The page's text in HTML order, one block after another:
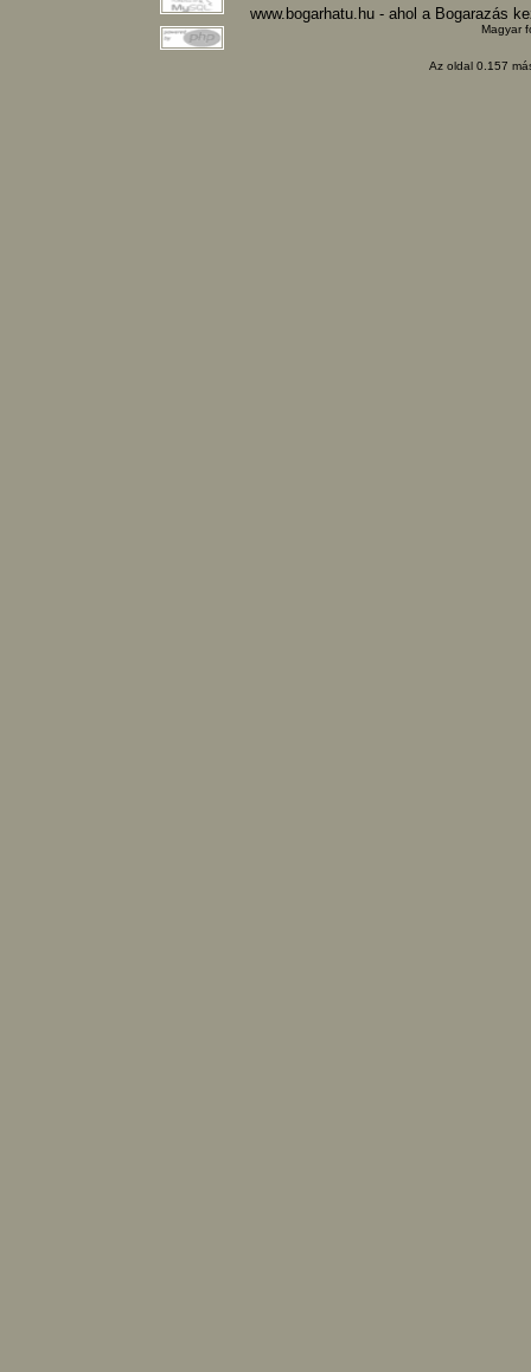
www.bogarhatu.hu - ahol a Bogarazás
Magyar
Az oldal 0.157